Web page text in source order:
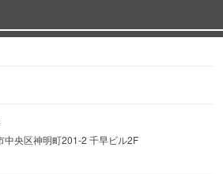
も人気！！
、お一人様、パーティー…にご利
中央区神明町201-2 千早ビル2F